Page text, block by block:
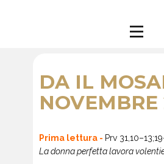
DA IL
NOVEMBRE
Prima lettura - Prv
La donna perfetta lavora